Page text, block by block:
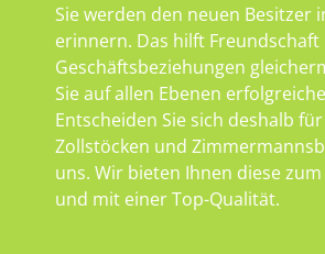
Sie werden den neuen Besitzer
erinnern. Das hilft Freundschaft
Geschäftsbeziehungen
Sie auf allen Ebenen
Entscheiden Sie sich deshalb
Zollstöcken und
uns. Wir bieten Ihnen diese
und mit einer Top-Qualität.